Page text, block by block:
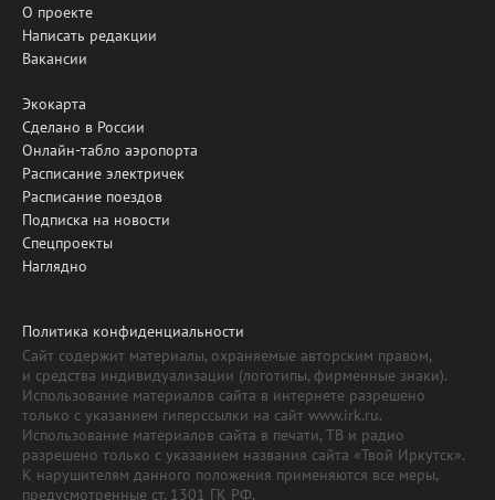
О проекте
Написать редакции
Вакансии
Экокарта
Сделано в России
Онлайн-табло аэропорта
Расписание электричек
Расписание поездов
Подписка на новости
Спецпроекты
Наглядно
Политика конфиденциальности
Сайт содержит материалы, охраняемые авторским правом,
и средства индивидуализации (логотипы, фирменные знаки).
Использование материалов сайта в интернете разрешено
только с указанием гиперссылки на сайт www.irk.ru.
Использование материалов сайта в печати, ТВ и радио
разрешено только с указанием названия сайта «Твой Иркутск».
К нарушителям данного положения применяются все меры,
предусмотренные ст. 1301 ГК РФ.